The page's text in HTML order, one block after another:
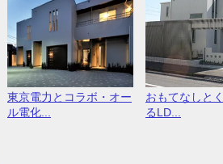
東京電力とコラボ・オー
ル電化...
おもてなしと
るLD...